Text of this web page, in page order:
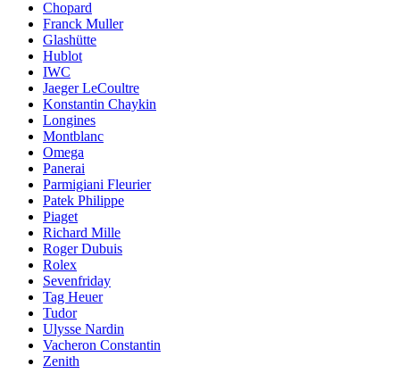
Chopard
Franck Muller
Glashütte
Hublot
IWC
Jaeger LeCoultre
Konstantin Chaykin
Longines
Montblanc
Omega
Panerai
Parmigiani Fleurier
Patek Philippe
Piaget
Richard Mille
Roger Dubuis
Rolex
Sevenfriday
Tag Heuer
Tudor
Ulysse Nardin
Vacheron Constantin
Zenith